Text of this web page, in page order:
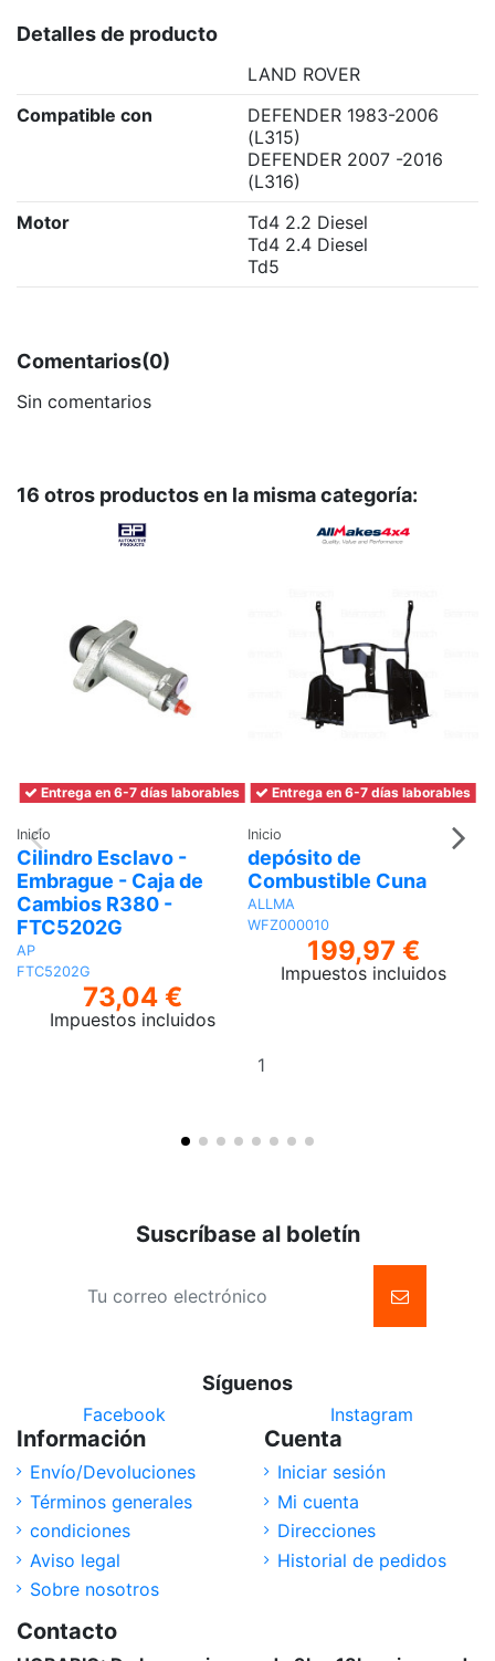
Detalles de producto
LAND ROVER
Compatible con
DEFENDER 1983-2006
(L315)
DEFENDER 2007 -2016
(L316)
Motor
Td4 2.2 Diesel
Td4 2.4 Diesel
Td5
Comentarios(0)
Sin comentarios
16 otros productos en la misma categoría:
Entrega en 6-7 días laborables
Inicio
Cilindro Esclavo -
Embrague - Caja de
Cambios R380 -
FTC5202G
AP
FTC5202G
73,04 €
Impuestos incluidos
Entrega en 6-7 días laborables
Inicio
depósito de
Combustible Cuna
ALLMA
WFZ000010
199,97 €
Impuestos incluidos
Suscríbase al boletín
Síguenos
Facebook Instagram
Información
Envío/Devoluciones
Términos generales
condiciones
Aviso legal
Sobre nosotros
Cuenta
Iniciar sesión
Mi cuenta
Direcciones
Historial de pedidos
Contacto